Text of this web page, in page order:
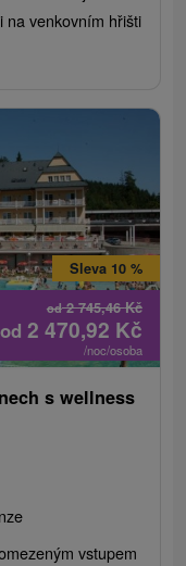
na venkovním hřišti
od2 745,46Kč
Sleva 10 %
od 2 470,92 Kč
/noc/osoba
s wellness
vstupem